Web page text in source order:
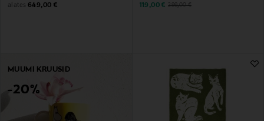
alates Original Price
649,00 €
Discounted Price
119,00 € Original Price
299,00 €
MUUMI KRUUSID
-20%